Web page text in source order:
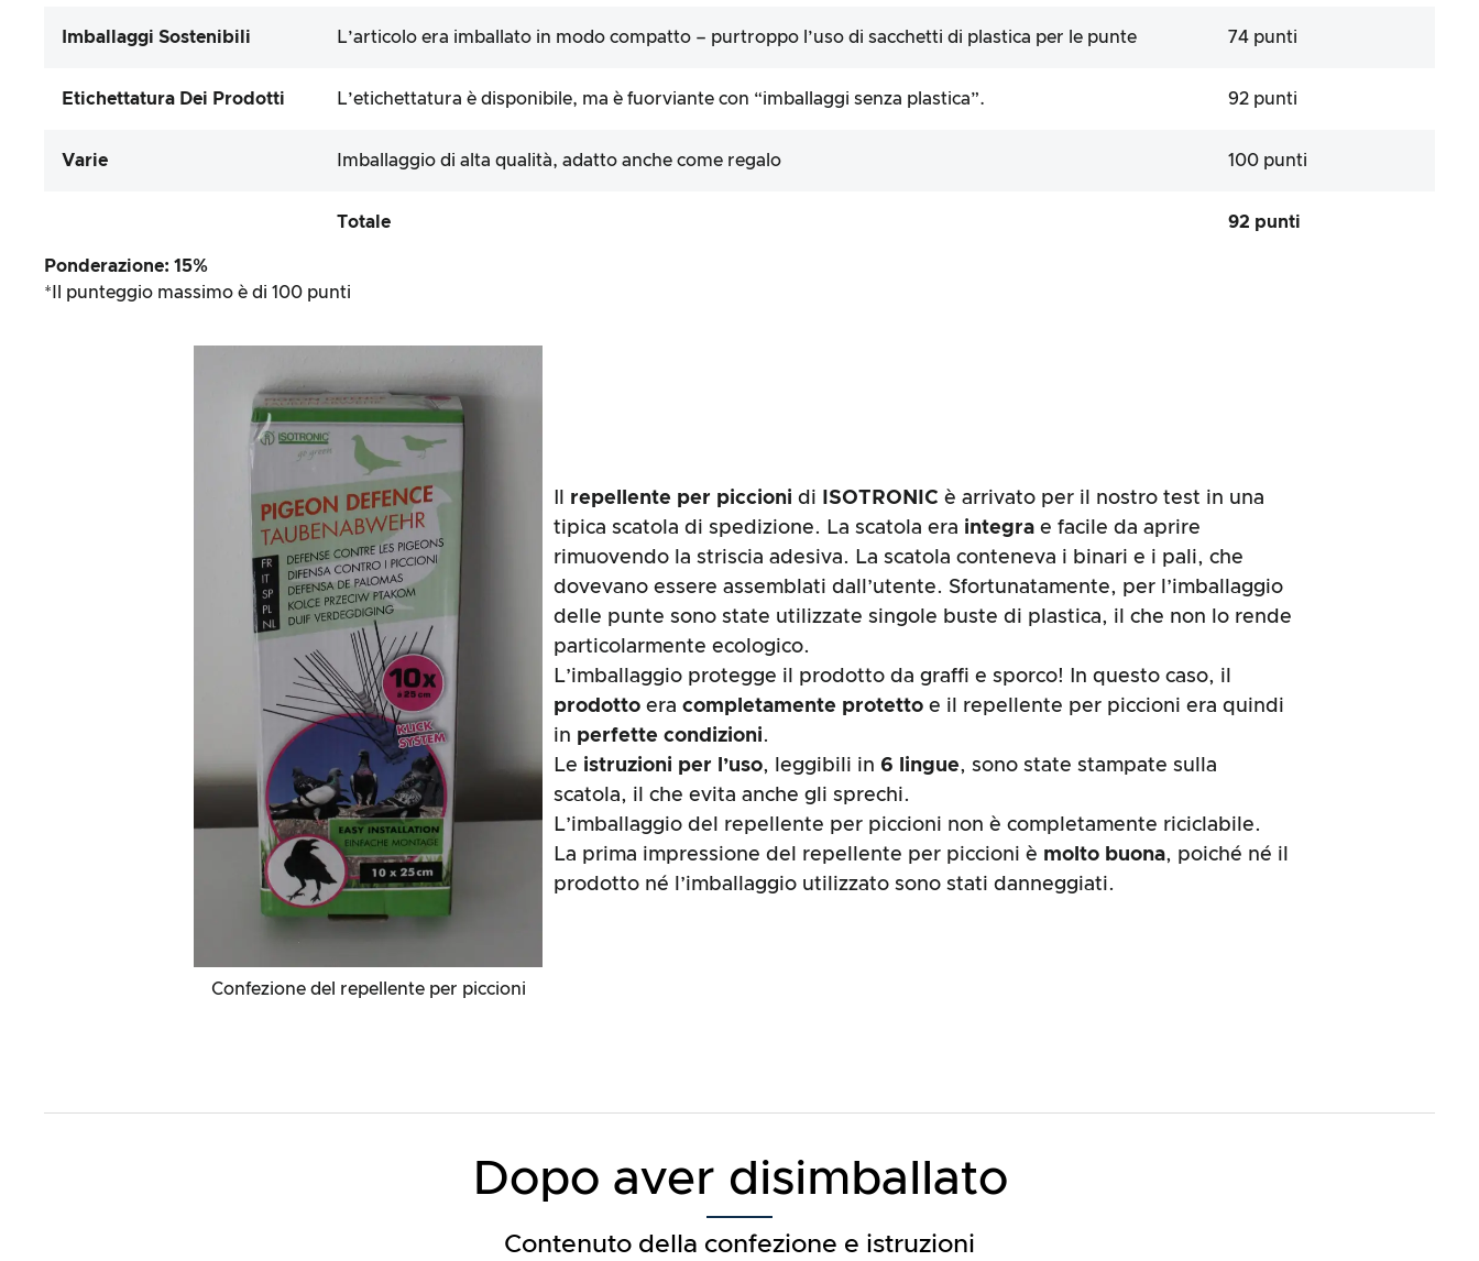
Imballaggi Sostenibili L’articolo era imballato in modo compatto – purtroppo l’uso di sacchetti di plastica per le punte 74 punti
Etichettatura Dei Prodotti L’etichettatura è disponibile, ma è fuorviante con “imballaggi senza plastica”. 92 punti
Varie Imballaggio di alta qualità, adatto anche come regalo 100 punti
Totale 92 punti
Ponderazione: 15%
*Il punteggio massimo è di 100 punti
Confezione del repellente per piccioni
repellente per piccioni di ISOTRONICè arrivato per il nostro test in una
tipica scatola di spedizione. La scatola era integrae facile da aprire
rimuovendo la striscia adesiva. La scatola conteneva i binari e i pali, che
dovevano essere assemblati dall’utente. Sfortunatamente, per l’imballaggio
delle punte sono state utilizzate singole buste di plastica, il che non lo rende
particolarmente ecologico.
L’imballaggio protegge il prodotto da graffi e sporco! In questo caso, il
prodottoeracompletamente protettoe il repellente per piccioni era quindi
in perfette condizioni.
Le istruzioni per l’uso, leggibili in 6 lingue, sono state stampate sulla
scatola, il che evita anche gli sprechi.
L’imballaggio del repellente per piccioni non è completamente riciclabile.
La prima impressione del repellente per piccioni è molto buona, poiché né il
prodotto né l’imballaggio utilizzato sono stati danneggiati.
Dopo aver disimballato
Contenuto della confezione e istruzioni